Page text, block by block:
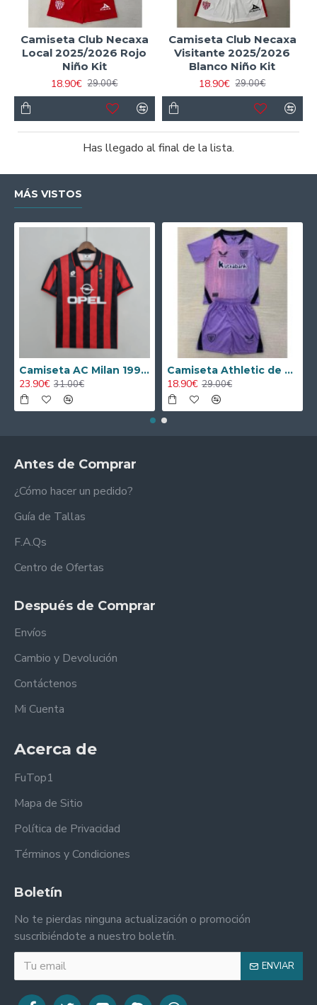
Camiseta Club Necaxa
Local 2025/2026 Rojo
Niño Kit
18.90€ 29.00€
Camiseta Club Necaxa
Visitante 2025/2026
Blanco Niño Kit
18.90€ 29.00€
Has llegado al final de la lista.
MÁS VISTOS
Camiseta AC Milan 1995/1996 Local Retro
23.90€ 31.00€
Camiseta Athletic de Bilbao 2024/2025 Alternativo Niño Kit
18.90€ 29.00€
Antes de Comprar
¿Cómo hacer un pedido?
Guía de Tallas
F.A.Qs
Centro de Ofertas
Después de Comprar
Envíos
Cambio y Devolución
Contáctenos
Mi Cuenta
Acerca de
FuTop1
Mapa de Sitio
Política de Privacidad
Términos y Condiciones
Boletín
No te pierdas ninguna actualización o promoción
suscribiéndote a nuestro boletín.
ENVIAR